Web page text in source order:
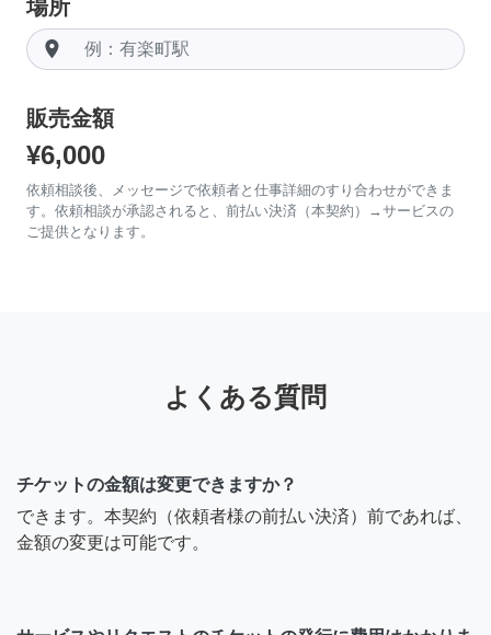
場所
room
販売金額
¥6,000
依頼相談後、メッセージで依頼者と仕事詳細のすり合わせができま
す。依頼相談が承認されると、前払い決済（本契約）→サービスの
ご提供となります。
よくある質問
チケットの金額は変更できますか？
できます。本契約（依頼者様の前払い決済）前であれば、
金額の変更は可能です。